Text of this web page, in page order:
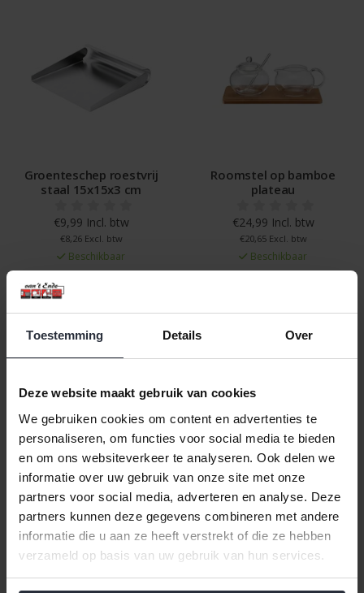
Toestemming Details Over
Deze website maakt gebruik van cookies
We gebruiken cookies om content en advertenties te
personaliseren, om functies voor social media te bieden
en om ons websiteverkeer te analyseren. Ook delen we
informatie over uw gebruik van onze site met onze
partners voor social media, adverteren en analyse. Deze
partners kunnen deze gegevens combineren met andere
informatie die u aan ze heeft verstrekt of die ze hebben
verzameld op basis van uw gebruik van hun services.
Groenteschep roestvrij
staal 15x15x3 cm
€9,99 Incl. btw
€8,26 Excl. btw
Beschikbaar
In winkelwagen
Roomstel op bamboe
plateau
€24,99 Incl. btw
€20,65 Excl. btw
Beschikbaar
Veilig achteraf betalen, tot 14 dagen na aankoop
Gratis verzending vanaf €60,=
Naam oplopend